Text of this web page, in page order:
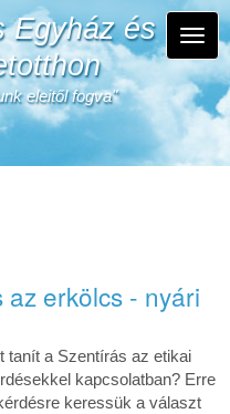
Egyház és
eleitől fogva"
erkölcs - nyári
tanít a Szentírás az etikai
kapcsolatban? Erre
keressük a választ